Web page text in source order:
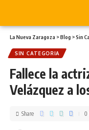
La Nueva Zaragoza >Blog >Sin
SIN CATEGORIA
Fallece la
Velázquez a
Share 0